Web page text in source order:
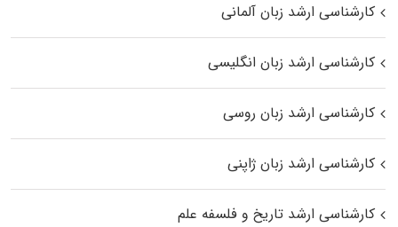
کارشناسی ارشد زبان آلمانی
کارشناسی ارشد زبان انگلیسی
کارشناسی ارشد زبان روسی
کارشناسی ارشد زبان ژاپنی
کارشناسی ارشد تاریخ و فلسفه علم